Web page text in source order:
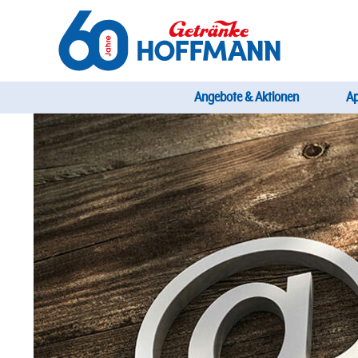
Startseite Getränke Hoffmann
Angebote & Aktionen